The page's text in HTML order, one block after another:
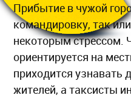
Прибытие в чужой
командировку, так
некоторым стрессом.
ориентируется на
приходится узнавать
жителей, а таксисты